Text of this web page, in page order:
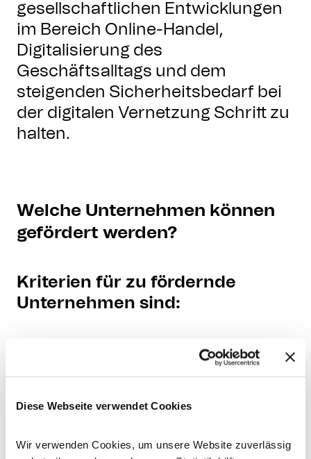
Diese Webseite verwendet Cookies
Wir verwenden Cookies, um unsere Website zuverlässig
gesellschaftlichen Entwicklungen
im Bereich Online-Handel,
Digitalisierung des
Geschäftsalltags und dem
steigenden Sicherheitsbedarf bei
der digitalen Vernetzung Schritt zu
halten.
Welche Unternehmen können
gefördert werden?
Kriterien für zu fördernde
Unternehmen sind:
Niederlassung in Deutschland
Unternehmen der gewerblichen
Handwerks mit